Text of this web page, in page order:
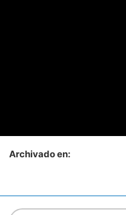
Archivado en: